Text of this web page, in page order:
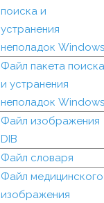
поиска и
устранения
неполадок Windows
Файл пакета поиска
и устранения
неполадок Windows
Файл изображения
DIB
Файл словаря
Файл медицинского
изображения